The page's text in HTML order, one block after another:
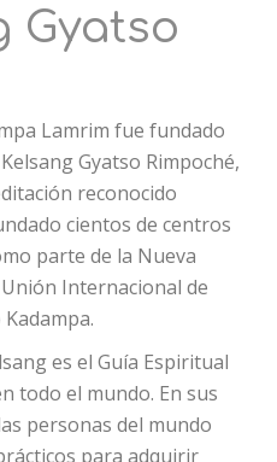
Gyatso
Lamrim fue fundado
Gyatso Rimpoché,
reconocido
cientos de centros
parte de la Nueva
Internacional de
es el Guía Espiritual
todo el mundo. En sus
personas del mundo
para adquirir